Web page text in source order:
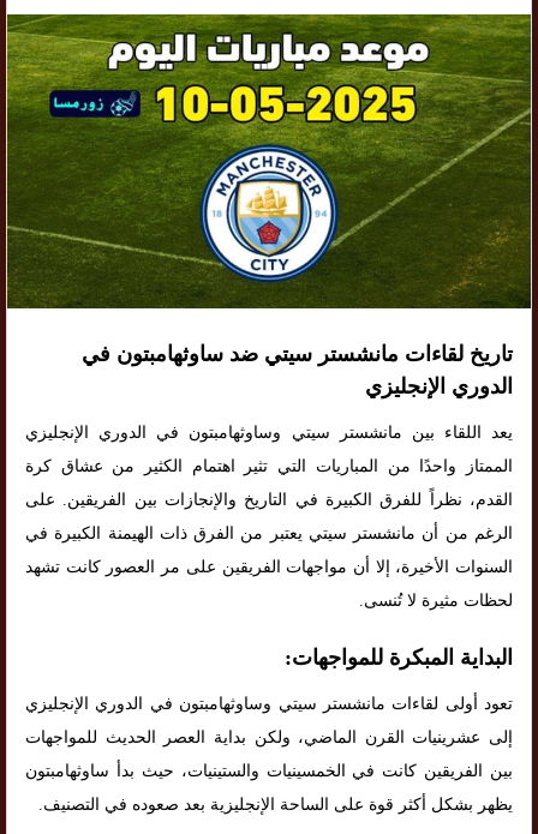
تاريخ لقاءات مانشستر سيتي ضد ساوثهامبتون في
الدوري الإنجليزي
يعد اللقاء بين مانشستر سيتي وساوثهامبتون في الدوري الإنجليزي
الممتاز واحدًا من المباريات التي تثير اهتمام الكثير من عشاق كرة
القدم، نظراً للفرق الكبيرة في التاريخ والإنجازات بين الفريقين. على
الرغم من أن مانشستر سيتي يعتبر من الفرق ذات الهيمنة الكبيرة في
السنوات الأخيرة، إلا أن مواجهات الفريقين على مر العصور كانت تشهد
لحظات مثيرة لا تُنسى.
البداية المبكرة للمواجهات:
تعود أولى لقاءات مانشستر سيتي وساوثهامبتون في الدوري الإنجليزي
إلى عشرينيات القرن الماضي، ولكن بداية العصر الحديث للمواجهات
بين الفريقين كانت في الخمسينيات والستينيات، حيث بدأ ساوثهامبتون
يظهر بشكل أكثر قوة على الساحة الإنجليزية بعد صعوده في التصنيف.